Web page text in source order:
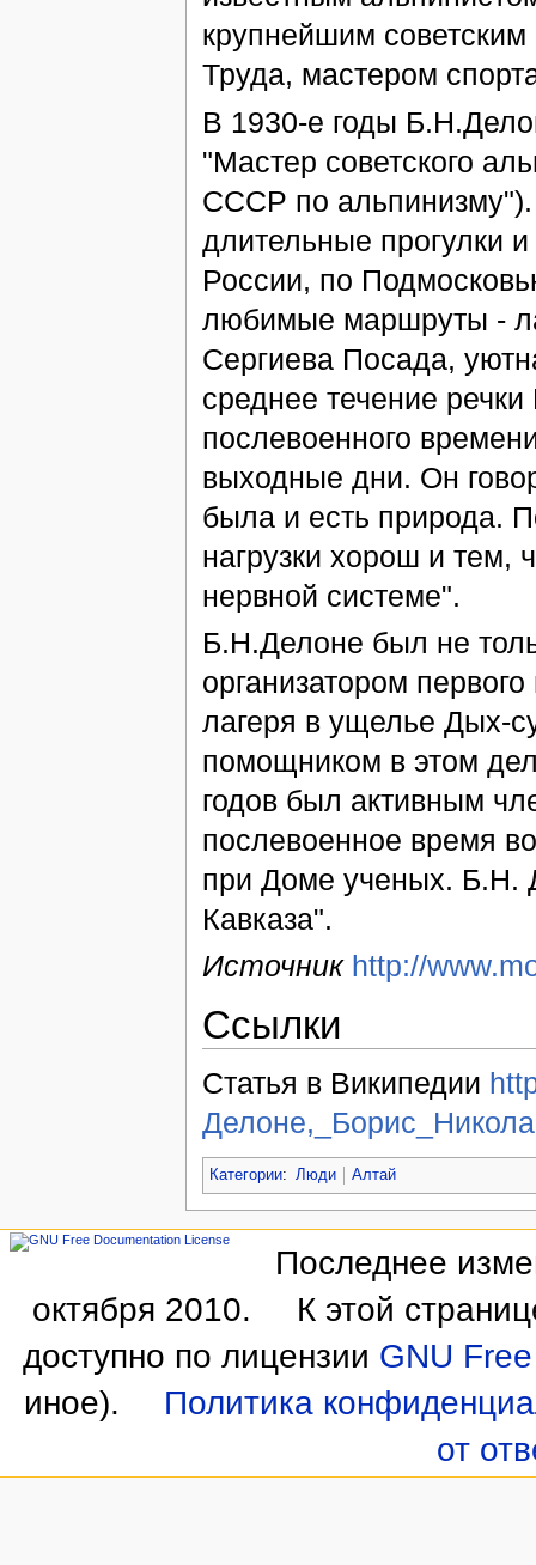
крупнейшим
Труда, мастером
В 1930-е годы
"Мастер советского
СССР по
длительные прогулки
России, по
любимые маршруты -
Сергиева Посада,
среднее течение
послевоенного
выходные дни. Он
была и есть природа.
нагрузки хорош и тем,
нервной системе".
Б.Н.Делоне был не
организатором
лагеря в ущелье Дых-
помощником в этом
годов был активным
послевоенное время
при Доме ученых. Б.Н.
Кавказа".
Источник http://
Ссылки
Статья в Википедии
Категории: Люди Алтай
Последнее
октября 2010.
К этой
доступно по лицензии GNU
иное).
Политика
от